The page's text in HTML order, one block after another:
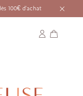
100€ d'achat